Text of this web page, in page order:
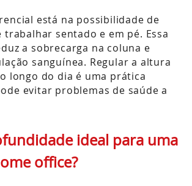
está na possibilidade de
sentado e em pé. Essa
a sobrecarga na coluna e
sanguínea. Regular a altura
longo do dia é uma prática
evitar problemas de saúde a
ideal para uma
office?